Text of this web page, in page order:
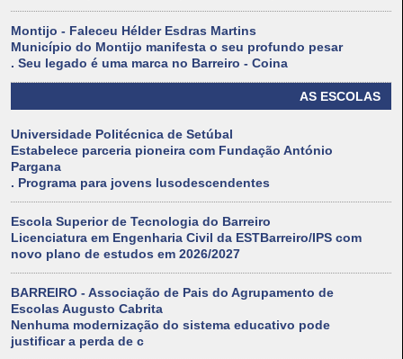
Montijo - Faleceu Hélder Esdras Martins
Município do Montijo manifesta o seu profundo pesar
. Seu legado é uma marca no Barreiro - Coina
AS ESCOLAS
Universidade Politécnica de Setúbal
Estabelece parceria pioneira com Fundação António
Pargana
. Programa para jovens lusodescendentes
Escola Superior de Tecnologia do Barreiro
Licenciatura em Engenharia Civil da ESTBarreiro/IPS com
novo plano de estudos em 2026/2027
BARREIRO - Associação de Pais do Agrupamento de
Escolas Augusto Cabrita
Nenhuma modernização do sistema educativo pode
justificar a perda de c